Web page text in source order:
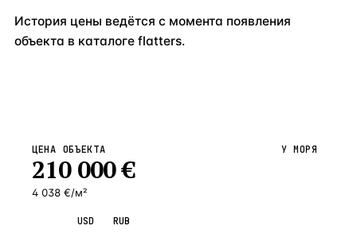
История цены ведётся с момента появления
объекта в каталоге flatters.
ЦЕНА ОБЪЕКТА
210 000€
4 038 €/м²
У МОРЯ
USD RUB